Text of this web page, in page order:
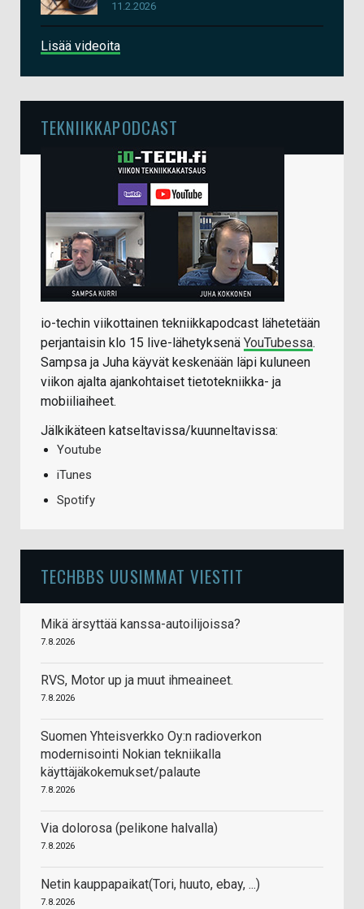
11.2.2026
Lisää videoita
TEKNIIKKAPODCAST
io-techin viikottainen tekniikkapodcast lähetetään
perjantaisin klo 15 live-lähetyksenä YouTubessa.
Sampsa ja Juha käyvät keskenään läpi kuluneen
viikon ajalta ajankohtaiset tietotekniikka- ja
mobiiliaiheet.
Jälkikäteen katseltavissa/kuunneltavissa:
Youtube
iTunes
Spotify
TECHBBS UUSIMMAT VIESTIT
Mikä ärsyttää kanssa-autoilijoissa?
7.8.2026
RVS, Motor up ja muut ihmeaineet.
7.8.2026
Suomen Yhteisverkko Oy:n radioverkon
modernisointi Nokian tekniikalla
käyttäjäkokemukset/palaute
7.8.2026
Via dolorosa (pelikone halvalla)
7.8.2026
Netin kauppapaikat(Tori, huuto, ebay, ...)
7.8.2026